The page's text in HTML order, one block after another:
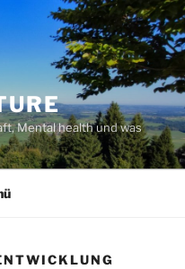
Mental health und was